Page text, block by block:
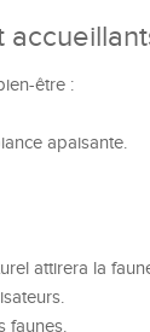
être :
apaisante.
attirera la
faunes.